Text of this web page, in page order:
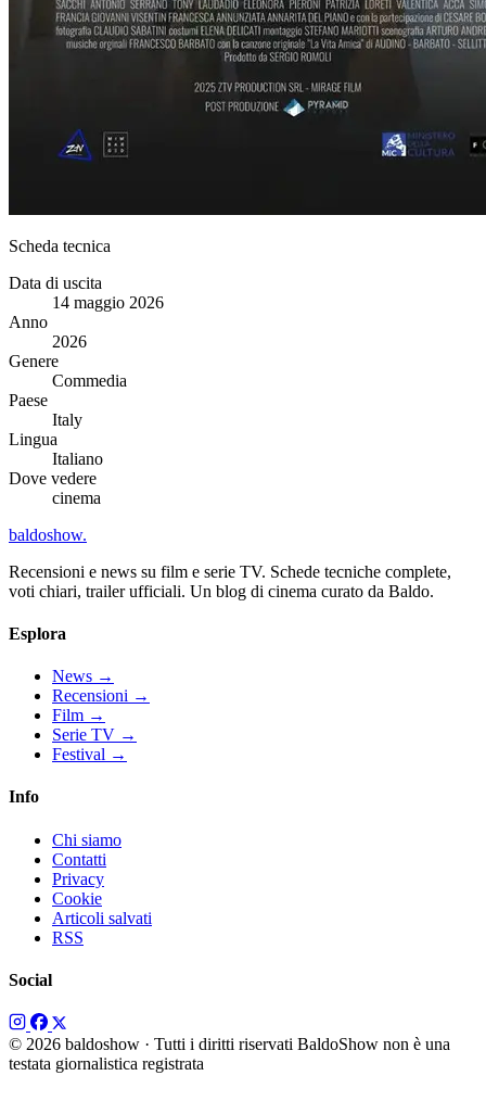
Scheda tecnica
Data di uscita
14 maggio 2026
Anno
2026
Genere
Commedia
Paese
Italy
Lingua
Italiano
Dove vedere
cinema
baldoshow.
Recensioni e news su film e serie TV. Schede tecniche complete,
voti chiari, trailer ufficiali. Un blog di cinema curato da Baldo.
Esplora
News →
Recensioni →
Film →
Serie TV →
Festival →
Info
Chi siamo
Contatti
Privacy
Cookie
Articoli salvati
RSS
Social
© 2026 baldoshow · Tutti i diritti riservati BaldoShow non è una
testata giornalistica registrata